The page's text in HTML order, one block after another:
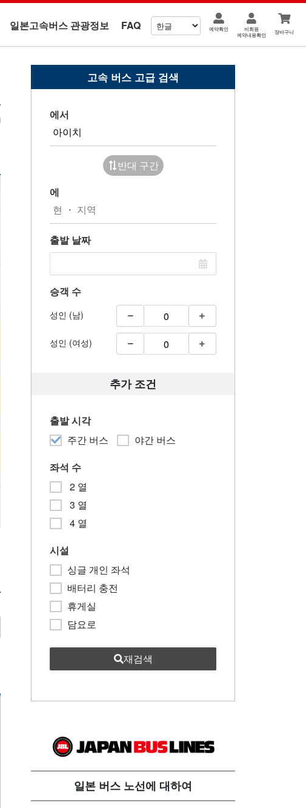
일본고속버스 관광정보 FAQ 예약확인
비회원
예약내용확인
장바구니
고속 버스 고급 검색
에서
반대 구간
에
출발 날짜
승객 수
성인 (남)
성인 (여성)
추가 조건
출발 시각
주간 버스
야간 버스
좌석 수
2 열
3 열
4 열
시설
싱글 개인 좌석
배터리 충전
휴게실
담요로
재검색
일본 버스 노선에 대하여